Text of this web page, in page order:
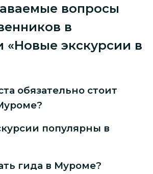
вопросы
в
«Новые экскурсии в
обязательно стоит
популярны в
гида в Муроме?